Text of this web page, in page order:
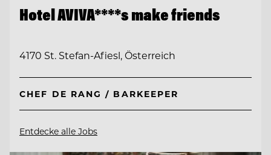
Hotel AVIVA****s make friends
4170 St. Stefan-Afiesl, Österreich
CHEF DE RANG / BARKEEPER
Entdecke alle Jobs